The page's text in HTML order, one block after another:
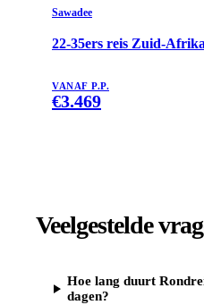
Sawadee
22-35ers reis Zuid-Afrika
VANAF P.P.
€3.469
Veelgestelde
Hoe lang duurt
dagen?